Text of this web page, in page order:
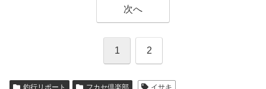
次へ
1 2
釣行リポート フカセ倶楽部 イサキ